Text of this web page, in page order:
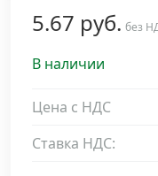
Дюбельная
5.67 руб. без
В наличии
Цена с НДС
Ставка НДС: